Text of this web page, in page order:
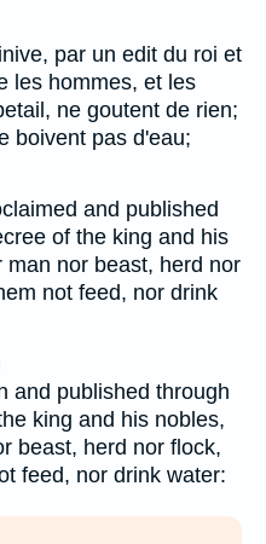
par un edit du roi et
les hommes, et les
ne goutent de rien;
boivent pas d'eau;
and published
of the king and his
nor beast, herd nor
not feed, nor drink
and published through
king and his nobles,
beast, herd nor flock,
feed, nor drink water: